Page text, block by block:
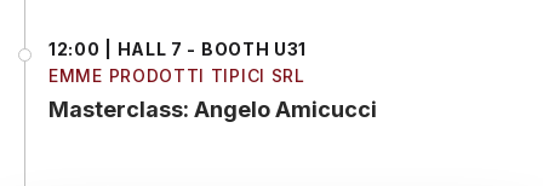
12:00 | HALL 7 - BOOTH U31
EMME PRODOTTI TIPICI SRL
Masterclass: Angelo Amicucci